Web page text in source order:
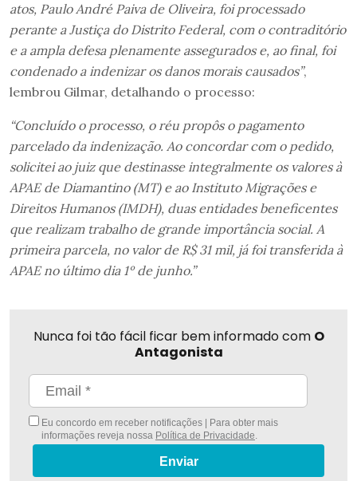
atos, Paulo André Paiva de Oliveira, foi processado
perante a Justiça do Distrito Federal, com o contraditório
e a ampla defesa plenamente assegurados e, ao final, foi
condenado a indenizar os danos morais causados”,
lembrou Gilmar, detalhando o processo:
“Concluído o processo, o réu propôs o pagamento
parcelado da indenização. Ao concordar com o pedido,
solicitei ao juiz que destinasse integralmente os valores à
APAE de Diamantino (MT) e ao Instituto Migrações e
Direitos Humanos (IMDH), duas entidades beneficentes
que realizam trabalho de grande importância social. A
primeira parcela, no valor de R$ 31 mil, já foi transferida à
APAE no último dia 1º de junho.”
Nunca foi tão fácil ficar bem informado com O
Antagonista
Eu concordo em receber notificações | Para obter mais
informações reveja nossa Política de Privacidade.
Enviar